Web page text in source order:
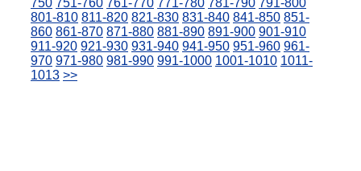
750 751-760 761-770 771-780 781-790 791-800
801-810 811-820 821-830 831-840 841-850 851-
860 861-870 871-880 881-890 891-900 901-910
911-920 921-930 931-940 941-950 951-960 961-
970 971-980 981-990 991-1000 1001-1010 1011-
1013 >>